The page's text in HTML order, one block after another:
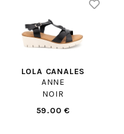
LOLA CANALES
ANNE
NOIR
59.00 €